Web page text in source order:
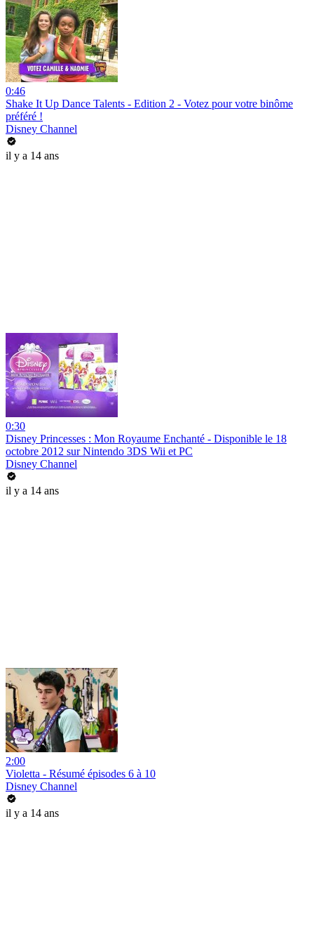
0:46
Shake It Up Dance Talents - Edition 2 - Votez pour votre binôme
préféré !
Disney Channel
il y a 14 ans
0:30
Disney Princesses : Mon Royaume Enchanté - Disponible le 18
octobre 2012 sur Nintendo 3DS Wii et PC
Disney Channel
il y a 14 ans
2:00
Violetta - Résumé épisodes 6 à 10
Disney Channel
il y a 14 ans